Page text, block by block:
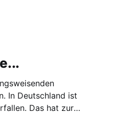
In Deutschland ist
Das hat zur